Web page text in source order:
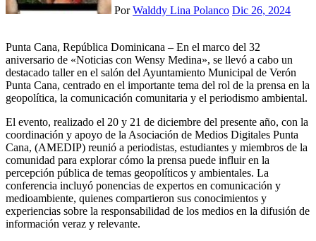
PorWalddy Lina Polanco Dic 26, 2024
Punta Cana, República Dominicana – En el marco del 32
aniversario de «Noticias con Wensy Medina», se llevó a cabo un
destacado taller en el salón del Ayuntamiento Municipal de Verón
Punta Cana, centrado en el importante tema del rol de la prensa en la
geopolítica, la comunicación comunitaria y el periodismo ambiental.
El evento, realizado el 20 y 21 de diciembre del presente año, con la
coordinación y apoyo de la Asociación de Medios Digitales Punta
Cana, (AMEDIP) reunió a periodistas, estudiantes y miembros de la
comunidad para explorar cómo la prensa puede influir en la
percepción pública de temas geopolíticos y ambientales. La
conferencia incluyó ponencias de expertos en comunicación y
medioambiente, quienes compartieron sus conocimientos y
experiencias sobre la responsabilidad de los medios en la difusión de
información veraz y relevante.